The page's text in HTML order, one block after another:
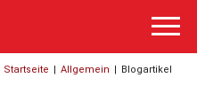
Startseite | Allgemein | Blogartikel